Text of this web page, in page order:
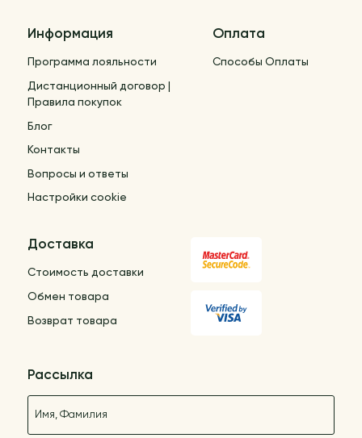
Информация
Программа лояльности
Дистанционный договор |
Правила покупок
Блог
Контакты
Вопросы и ответы
Настройки cookie
Оплата
Способы Оплаты
Доставка
Стоимость доставки
Обмен товара
Возврат товара
Рассылка